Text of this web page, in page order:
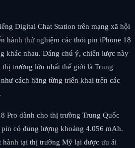
Digital Chat Station trên mạng xã hội
hành thử nghiệm các thỏi pin iPhone 18
khác nhau. Đáng chú ý, chiến lược này
thị trường lớn nhất thế giới là Trung
cách hãng từng triển khai trên các
Pro dành cho thị trường Trung Quốc
có dung lượng khoảng 4.056 mAh.
hành tại thị trường Mỹ lại được ưu ái